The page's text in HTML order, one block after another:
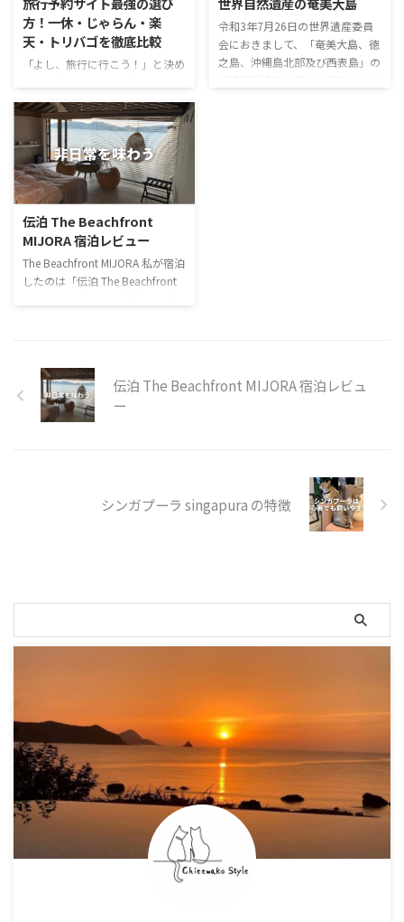
方！一休・じゃらん・楽
天・トリバゴを徹底比較
「よし、旅行に行こう！」と決め
イトを使うのが一番お得なの？」
ということですよね。 高級志向
のご褒美旅、家族みんなで楽しめ
るコスパ旅、ポイントをガッツリ
貯めたい旅…。 旅行の目的によ
って、実は「最強の予約サイト」
は違ってくるんです。 そこで今回
は、私が実際に使って感じた、人
気大手3社の「本当の強み」を徹
底比較してご紹介します！ 予約
サイト選びで損をしていません
令和3年7月26日の世界遺産委員
会におきまして、「奄美大島、徳
之島、沖縄島北部及び西表島」の
伝泊 The Beachfront
MIJORA 宿泊レビュー
The Beachfront MIJORA 私が宿泊
したのは「伝泊 The Beachfront
た幅4メートル×高さ2メートル
の一面ガラス張りの窓は、まるで
一枚の海の絵のよう。 設計者の
山下保博さん曰く 「高倉の中で
た」 まさに、そのような感覚を
覚えます。 あいにくの天候でし
伝泊 The Beachfront MIJORA 宿泊レビュ
ー
シンガプーラ singapura の特徴